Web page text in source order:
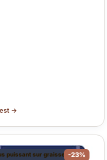
→
puissant sur graisse cuite
-23%